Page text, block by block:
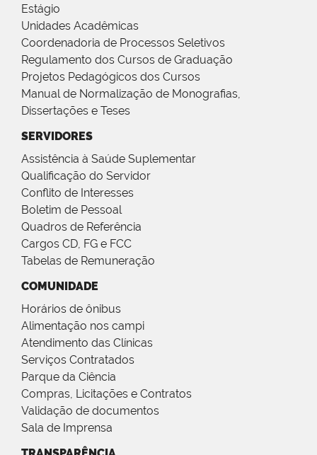
Estágio
Unidades Acadêmicas
Coordenadoria de Processos Seletivos
Regulamento dos Cursos de Graduação
Projetos Pedagógicos dos Cursos
Manual de Normalização de Monografias,
Dissertações e Teses
SERVIDORES
Assistência à Saúde Suplementar
Qualificação do Servidor
Conflito de Interesses
Boletim de Pessoal
Quadros de Referência
Cargos CD, FG e FCC
Tabelas de Remuneração
COMUNIDADE
Horários de ônibus
Alimentação nos campi
Atendimento das Clínicas
Serviços Contratados
Parque da Ciência
Compras, Licitações e Contratos
Validação de documentos
Sala de Imprensa